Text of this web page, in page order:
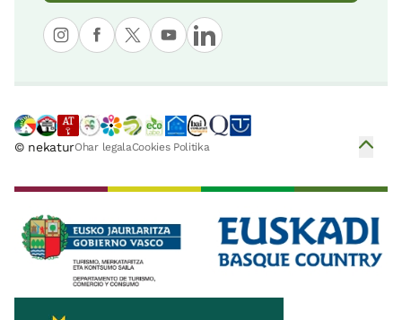
© nekaturOhar legalaCookies Politika